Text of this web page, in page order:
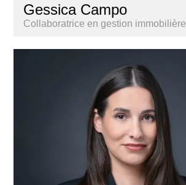
Gessica Campo
Collaboratrice en gestion immobilière